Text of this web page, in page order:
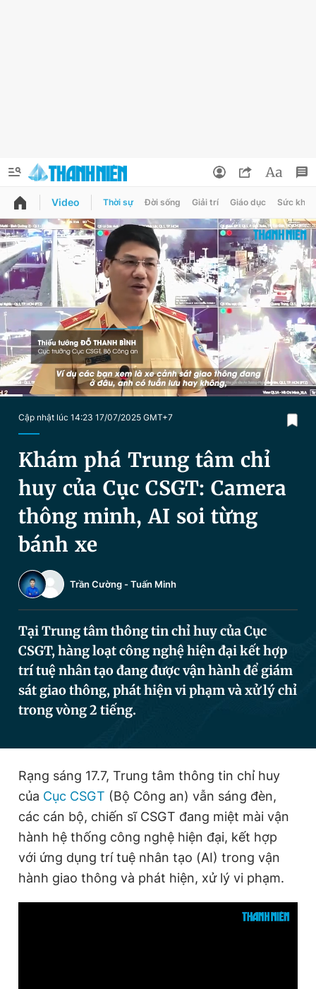
QUẢNG CÁO
Chuyên mục
Chuyên mục khác
Chào ngày mới Tin 24h
Video Magazine
Sản phẩm khác
Tiện ích
Thông tin tòa soạn
Đọc Thanh Niên trên điện thoại
0906 645 777 0908 780 404
Đặt báo Quảng cáo RSS Tòa soạn Chính sách bảo
Tổng biên tập: Nguyễn Ngọc Toàn
Thông tin tài khoản
Đổi mật khẩu
Tin đã lưu
Tin đã xem
Đăng xuất
Video Thời sự Đời sống Giải trí Giáo dục Sức khỏe
Cập nhật lúc 14:23 17/07/2025 GMT+7
Khám phá Trung tâm chỉ
huy của Cục CSGT: Camera
thông minh, AI soi từng
bánh xe
Trần Cường -Tuấn Minh
Tại Trung tâm thông tin chỉ huy của Cục
CSGT, hàng loạt công nghệ hiện đại kết hợp
trí tuệ nhân tạo đang được vận hành để giám
sát giao thông, phát hiện vi phạm và xử lý chỉ
trong vòng 2 tiếng.
Rạng sáng 17.7, Trung tâm thông tin chỉ huy
của Cục CSGT (Bộ Công an) vẫn sáng đèn,
các cán bộ, chiến sĩ CSGT đang miệt mài vận
hành hệ thống công nghệ hiện đại, kết hợp
với ứng dụng trí tuệ nhân tạo (AI) trong vận
hành giao thông và phát hiện, xử lý vi phạm.